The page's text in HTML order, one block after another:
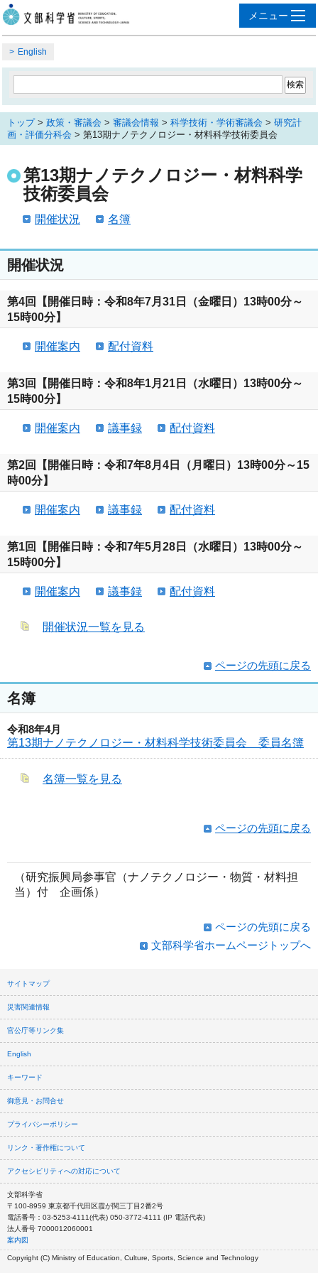
English
トップ> 政策・審議会 > 審議会情報 > 科学技術・学術審議会 > 研究計
画・評価分科会 > 第13期ナノテクノロジー・材料科学技術委員会
第13期ナノテクノロジー・材料科学
技術委員会
開催状況 名簿
開催状況
第4回【開催日時：令和8年7月31日（金曜日）13時00分～
15時00分】
開催案内 配付資料
第3回【開催日時：令和8年1月21日（水曜日）13時00分～
15時00分】
開催案内 議事録 配付資料
第2回【開催日時：令和7年8月4日（月曜日）13時00分～15
時00分】
開催案内 議事録 配付資料
第1回【開催日時：令和7年5月28日（水曜日）13時00分～
15時00分】
開催案内 議事録 配付資料
開催状況一覧を見る
ページの先頭に戻る
名簿
令和8年4月
第13期ナノテクノロジー・材料科学技術委員会 委員名簿
名簿一覧を見る
ページの先頭に戻る
（研究振興局参事官（ナノテクノロジー・物質・材料担
当）付 企画係）
ページの先頭に戻る
文部科学省ホームページトップへ
サイトマップ
災害関連情報
官公庁等リンク集
English
キーワード
御意見・お問合せ
プライバシーポリシー
リンク・著作権について
アクセシビリティへの対応について
文部科学省
〒100-8959 東京都千代田区霞が関三丁目2番2号
電話番号：03-5253-4111(代表) 050-3772-4111 (IP 電話代表)
法人番号 7000012060001
案内図
Copyright (C) Ministry of Education, Culture, Sports, Science and Technology